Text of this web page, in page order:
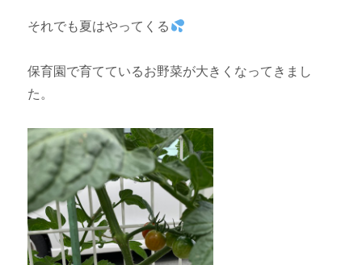
それでも夏はやってくる
保育園で育てているお野菜が大きくなってきまし
た。